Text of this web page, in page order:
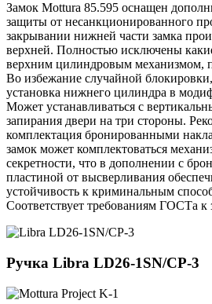
Замок Mottura 85.595 оснащен
защиты от несанкционированного
закрывании нижней части замка
верхней. Полностью исключены
верхним цилиндровым механизмом,
Во избежание случайной
установка нижнего цилиндра в
Может устанавливаться с
запирания двери на три стороны.
комплектация бронированными
замок может комплектоваться
секретности, что в дополнении с
пластиной от высверливания
устойчивость к криминальным
Соответствует требованиям ГОСТа к
Ручка Libra LD26-1SN/CP-3